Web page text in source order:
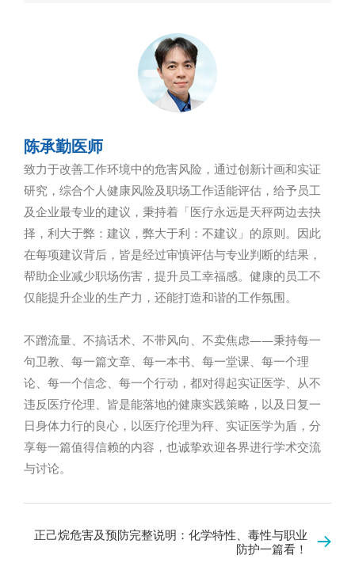
陈承勤医师
致力于改善工作环境中的危害风险，通过创新计画和实证
研究，综合个人健康风险及职场工作适能评估，给予员工
及企业最专业的建议，秉持着「医疗永远是天秤两边去抉
择，利大于弊：建议，弊大于利：不建议」的原则。因此
在每项建议背后，皆是经过审慎评估与专业判断的结果，
帮助企业减少职场伤害，提升员工幸福感。健康的员工不
仅能提升企业的生产力，还能打造和谐的工作氛围。
不蹭流量、不搞话术、不带风向、不卖焦虑——秉持每一
句卫教、每一篇文章、每一本书、每一堂课、每一个理
论、每一个信念、每一个行动，都对得起实证医学、从不
违反医疗伦理、皆是能落地的健康实践策略，以及日复一
日身体力行的良心，以医疗伦理为秤、实证医学为盾，分
享每一篇值得信赖的内容，也诚挚欢迎各界进行学术交流
与讨论。
正己烷危害及预防完整说明：化学特性、毒性与职业
防护一篇看！